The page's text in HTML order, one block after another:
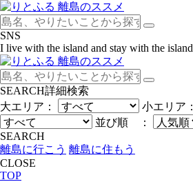
SNS
I live with the island and stay with the island
SEARCH詳細検索
大エリア：
小エリア：
並び順 ：
SEARCH
離島に行こう 離島に住もう
CLOSE
TOP